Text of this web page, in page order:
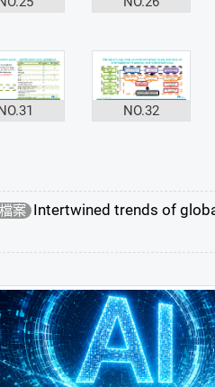
NO.32
案 Intertwined trends of